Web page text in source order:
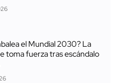
el Mundial 2030? La
toma fuerza tras escándalo